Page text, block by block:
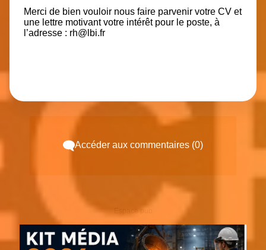
Merci de bien vouloir nous faire parvenir votre CV et
une lettre motivant votre intérêt pour le poste, à
l’adresse : rh@lbi.fr
Accéder aux commentaires (0)
Espace pub